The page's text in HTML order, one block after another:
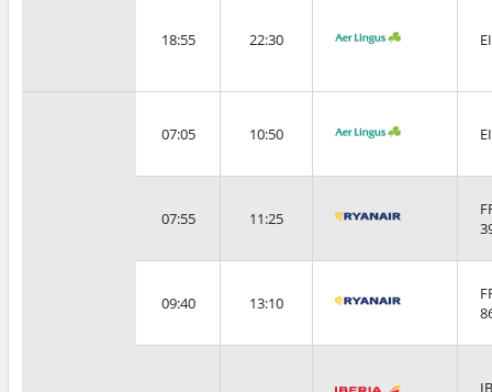
18:55 22:30
07:05 10:50
07:55 11:25
09:40 13:10